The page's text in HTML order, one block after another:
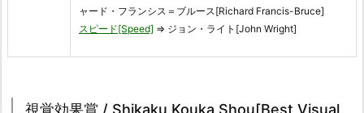
ャード・フランシス＝ブルース[Richard Francis-Bruce]
スピード[Speed] ⇒ ジョン・ライト[John Wright]
視覚効果賞 / Shikaku Kouka Shou[Best Visual